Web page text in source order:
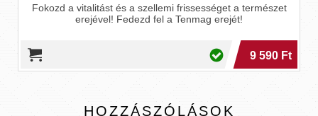
Fokozd a vitalitást és a szellemi frissességet a természet
erejével! Fedezd fel a Tenmag erejét!
9 590 Ft
HOZZÁSZÓLÁSOK